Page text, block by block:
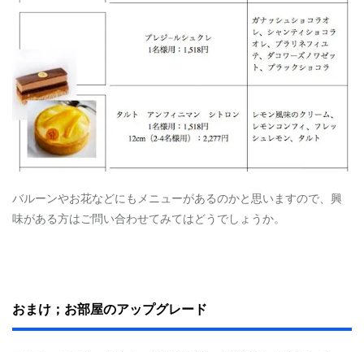
バルーンやお花などにもメニューがあるのかと思いますので、興
味がある方はご問い合わせてみてはどうでしょうか。
おまけ；お部屋のアップグレード